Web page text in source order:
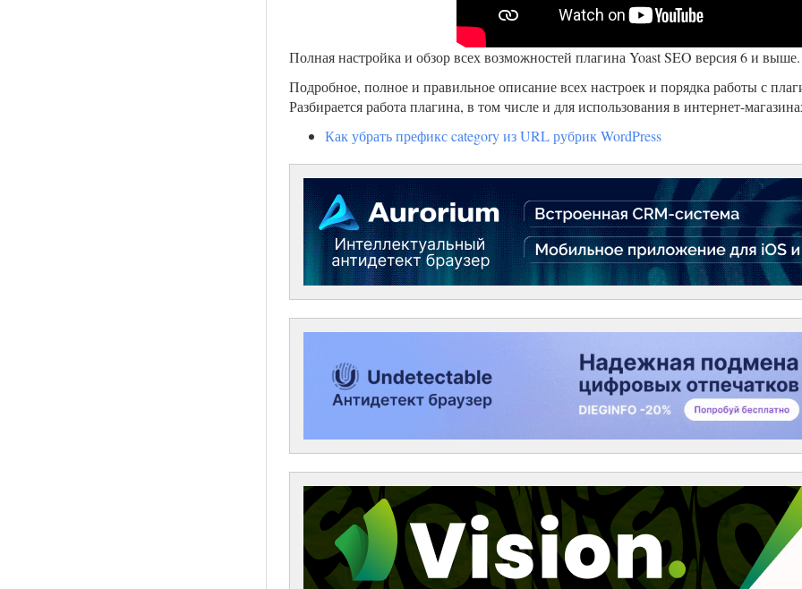
Полная настройка и обзор всех возможностей плагина Yoast SEO версия 6 и выше.
Подробное, полное и правильное описание всех настроек и порядка работы с
Разбирается работа плагина, в том числе и для использования в интернет-
Как убрать префикс category из URL рубрик WordPress